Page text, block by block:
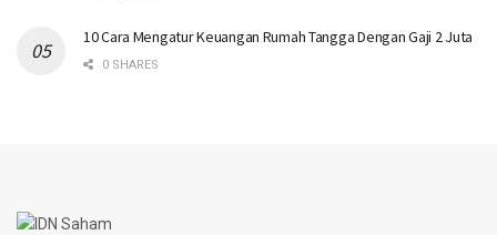
10 Cara Mengatur Keuangan Rumah Tangga Dengan Gaji 2 Juta
0 SHARES